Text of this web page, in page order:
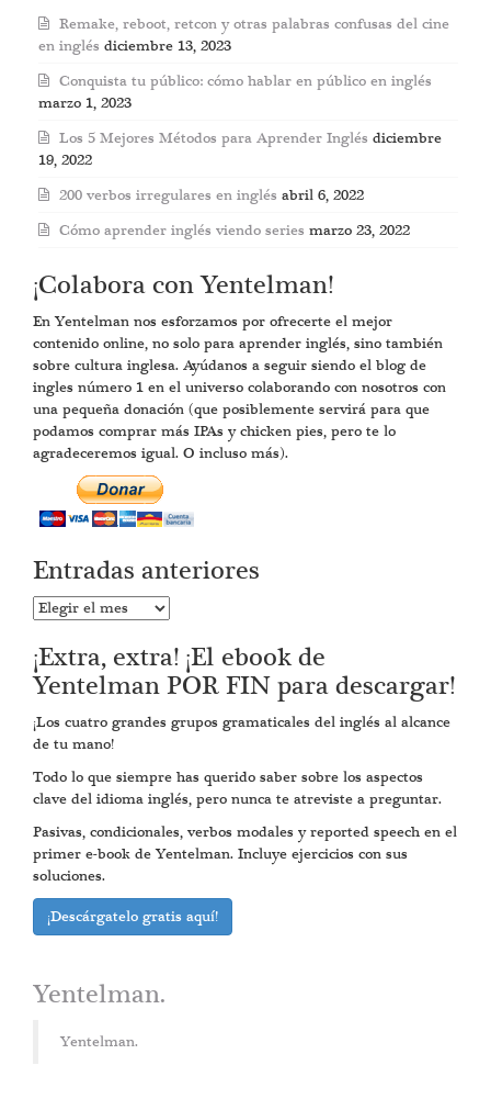
Remake, reboot, retcon y otras palabras confusas del cine
en inglés diciembre 13, 2023
Conquista tu público: cómo hablar en público en inglés
marzo 1, 2023
Los 5 Mejores Métodos para Aprender Inglés diciembre
19, 2022
200 verbos irregulares en inglés abril 6, 2022
Cómo aprender inglés viendo series marzo 23, 2022
¡Colabora con Yentelman!
En Yentelman nos esforzamos por ofrecerte el mejor
contenido online, no solo para aprender inglés, sino también
sobre cultura inglesa. Ayúdanos a seguir siendo el blog de
ingles número 1 en el universo colaborando con nosotros con
una pequeña donación (que posiblemente servirá para que
podamos comprar más IPAs y chicken pies, pero te lo
agradeceremos igual. O incluso más).
Entradas anteriores
Entradas
¡Extra, extra! ¡El ebook de
Yentelman POR FIN para descargar!
¡Los cuatro grandes grupos gramaticales del inglés al alcance
de tu mano!
Todo lo que siempre has querido saber sobre los aspectos
clave del idioma inglés, pero nunca te atreviste a preguntar.
Pasivas, condicionales, verbos modales y reported speech en el
primer e-book de Yentelman. Incluye ejercicios con sus
soluciones.
¡Descárgatelo gratis aquí!
Yentelman.
Yentelman.